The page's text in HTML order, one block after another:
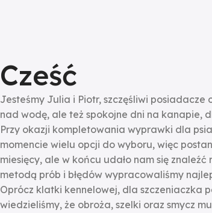
Cześć
Jesteśmy Julia i Piotr, szczęśliwi
nad wodę, ale też spokojne dni na kanapie,
Przy okazji kompletowania wyprawki dla
momencie wielu opcji do wyboru, więc
miesięcy, ale w końcu udało nam się
metodą prób i błędów wypracowaliśmy
Oprócz klatki kennelowej, dla szczeniaczka
wiedzieliśmy, że obroża, szelki oraz smycz